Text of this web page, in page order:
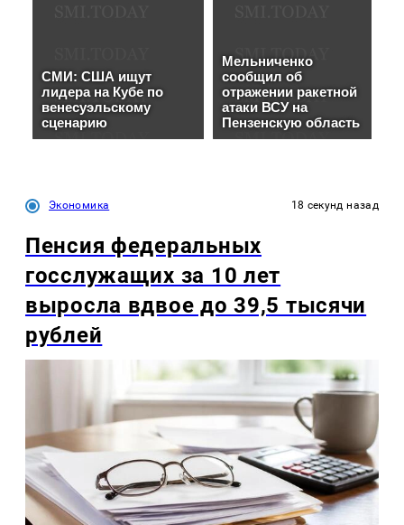
Экономика 18 секунд назад
Пенсия федеральных
госслужащих за 10 лет
выросла вдвое до 39,5 тысячи
рублей